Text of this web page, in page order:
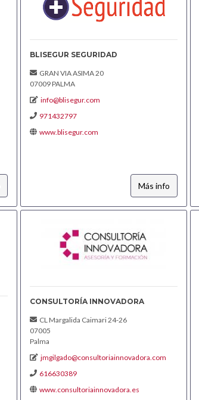
BLISEGUR SEGURIDAD
GRAN VIA ASIMA 20
07009 PALMA
info@blisegur.com
971432797
www.blisegur.com
Más info
CONSULTORÍA INNOVADORA
CL Margalida Caimari 24-26
07005
Palma
jmgilgado@consultoriainnovadora.com
616630389
www.consultoriainnovadora.es